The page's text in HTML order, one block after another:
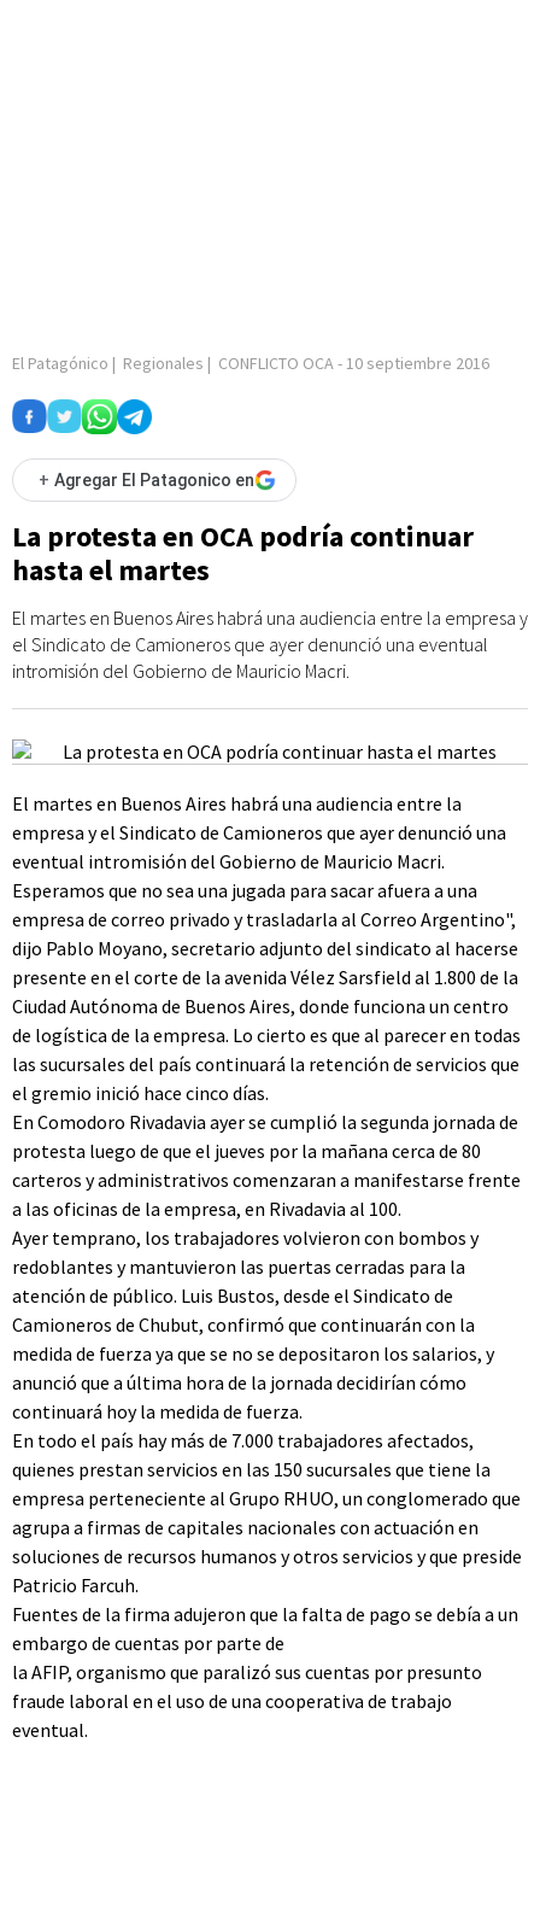
El Patagónico | Regionales | CONFLICTO OCA- 10 septiembre 2016
+ Agregar El Patagonico en
La protesta en OCA podría continuar
hasta el martes
El martes en Buenos Aires habrá una audiencia entre la empresa y
el Sindicato de Camioneros que ayer denunció una eventual
intromisión del Gobierno de Mauricio Macri.
El martes en Buenos Aires habrá una audiencia entre la
empresa y el Sindicato de Camioneros que ayer denunció una
eventual intromisión del Gobierno de Mauricio Macri.
Esperamos que no sea una jugada para sacar afuera a una
empresa de correo privado y trasladarla al Correo Argentino",
dijo Pablo Moyano, secretario adjunto del sindicato al hacerse
presente en el corte de la avenida Vélez Sarsfield al 1.800 de la
Ciudad Autónoma de Buenos Aires, donde funciona un centro
de logística de la empresa. Lo cierto es que al parecer en todas
las sucursales del país continuará la retención de servicios que
el gremio inició hace cinco días.
En Comodoro Rivadavia ayer se cumplió la segunda jornada de
protesta luego de que el jueves por la mañana cerca de 80
carteros y administrativos comenzaran a manifestarse frente
a las oficinas de la empresa, en Rivadavia al 100.
Ayer temprano, los trabajadores volvieron con bombos y
redoblantes y mantuvieron las puertas cerradas para la
atención de público. Luis Bustos, desde el Sindicato de
Camioneros de Chubut, confirmó que continuarán con la
medida de fuerza ya que se no se depositaron los salarios, y
anunció que a última hora de la jornada decidirían cómo
continuará hoy la medida de fuerza.
En todo el país hay más de 7.000 trabajadores afectados,
quienes prestan servicios en las 150 sucursales que tiene la
empresa perteneciente al Grupo RHUO, un conglomerado que
agrupa a firmas de capitales nacionales con actuación en
soluciones de recursos humanos y otros servicios y que preside
Patricio Farcuh.
Fuentes de la firma adujeron que la falta de pago se debía a un
embargo de cuentas por parte de
la AFIP, organismo que paralizó sus cuentas por presunto
fraude laboral en el uso de una cooperativa de trabajo
eventual.